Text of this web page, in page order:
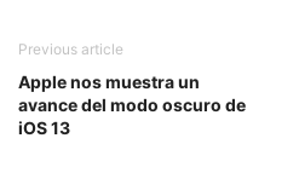
Previous article
Apple nos muestra un
avance del modo oscuro de
iOS 13